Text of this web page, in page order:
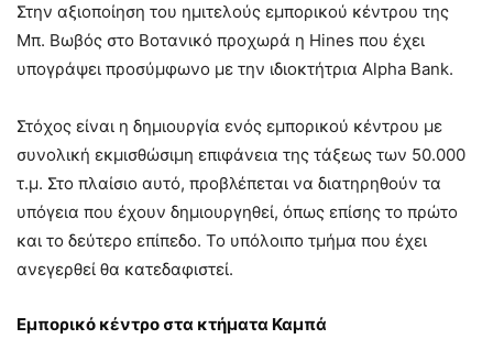
Στην αξιοποίηση του ημιτελούς εμπορικού κέντρου της
Μπ. Βωβός στο Βοτανικό προχωρά η Hines που έχει
υπογράψει προσύμφωνο με την ιδιοκτήτρια Alpha Bank.
Στόχος είναι η δημιουργία ενός εμπορικού κέντρου με
συνολική εκμισθώσιμη επιφάνεια της τάξεως των 50.000
τ.μ. Στο πλαίσιο αυτό, προβλέπεται να διατηρηθούν τα
υπόγεια που έχουν δημιουργηθεί, όπως επίσης το πρώτο
και το δεύτερο επίπεδο. Το υπόλοιπο τμήμα που έχει
ανεγερθεί θα κατεδαφιστεί.
Εμπορικό κέντρο στα κτήματα Καμπά